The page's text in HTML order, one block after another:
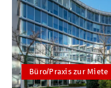
Büro/Praxis zur Miete